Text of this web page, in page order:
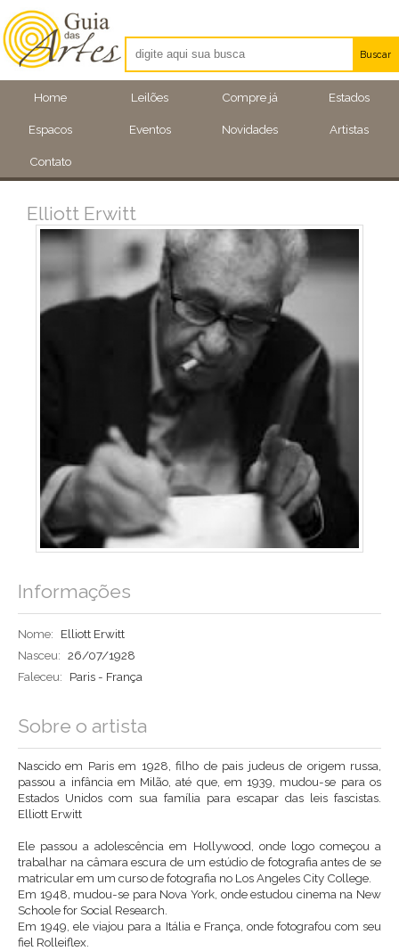
Home Leilões Compre já Estados
Espacos Eventos Novidades Artistas
Contato
Buscar
Artistas
Eventos
Elliott Erwitt
Informações
Nome:
Elliott Erwitt
Nasceu: 26/07/1928
Faleceu:
Paris - França
Sobre o artista
Nascido em Paris em 1928, filho de pais judeus de origem russa,
passou a infância em Milão, até que, em 1939, mudou-se para os
Estados Unidos com sua família para escapar das leis fascistas.
Elliott Erwitt
Ele passou a adolescência em Hollywood, onde logo começou a
trabalhar na câmara escura de um estúdio de fotografia antes de se
matricular em um curso de fotografia no Los Angeles City College.
Em 1948, mudou-se para Nova York, onde estudou cinema na New
Schoole for Social Research.
Em 1949, ele viajou para a Itália e França, onde fotografou com seu
fiel Rolleiflex.